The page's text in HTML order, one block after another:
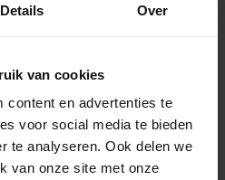
Details Over
van cookies
content en advertenties te
voor social media te bieden
te analyseren. Ook delen we
van onze site met onze
+ pictogramsticker
/ links
5-7 werkdagen